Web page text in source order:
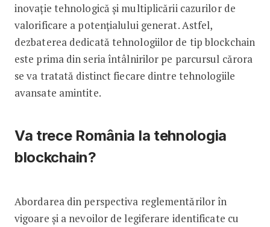
inovaţie tehnologică şi multiplicării cazurilor de
valorificare a potenţialului generat. Astfel,
dezbaterea dedicată tehnologiilor de tip blockchain
este prima din seria întâlnirilor pe parcursul cărora
se va tratată distinct fiecare dintre tehnologiile
avansate amintite.
Va trece România la tehnologia
blockchain?
Abordarea din perspectiva reglementărilor în
vigoare și a nevoilor de legiferare identificate cu